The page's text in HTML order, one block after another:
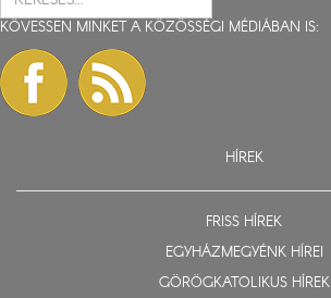
KÖVESSEN MINKET A KÖZÖSSÉGI MÉDIÁBAN IS:
HÍREK
FRISS HÍREK
EGYHÁZMEGYÉNK HÍREI
GÖRÖGKATOLIKUS HÍREK